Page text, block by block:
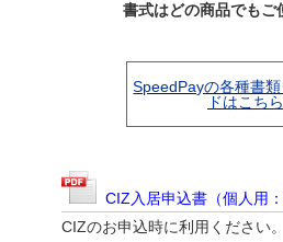
書式はどの商品でもご
SpeedPayの各種書
ドはこちら
CIZ入居申込書（個人用：
CIZのお申込時に利用ください